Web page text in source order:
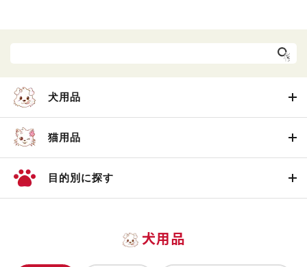
犬用品
猫用品
目的別に探す
犬用品